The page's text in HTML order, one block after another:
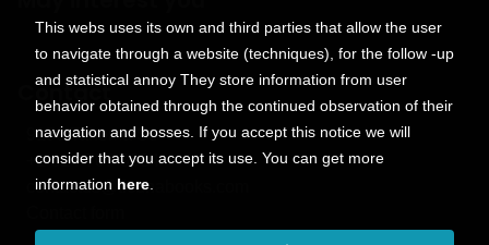
Contact
9150 Tahoma St.
+1 614-707-9934
contactus@ticunabooks.com
This webs uses its own and third parties that allow the user
to navigate through a website (techniques), for the follow -up
and statistical annoy They store information from user
behavior obtained through the continued observation of their
navigation and bosses. If you accept this notice we will
consider that you accept its use. You can get more
information here